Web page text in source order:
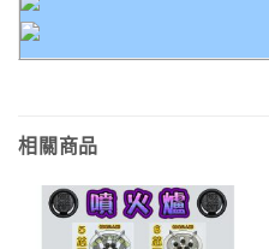
相關商品